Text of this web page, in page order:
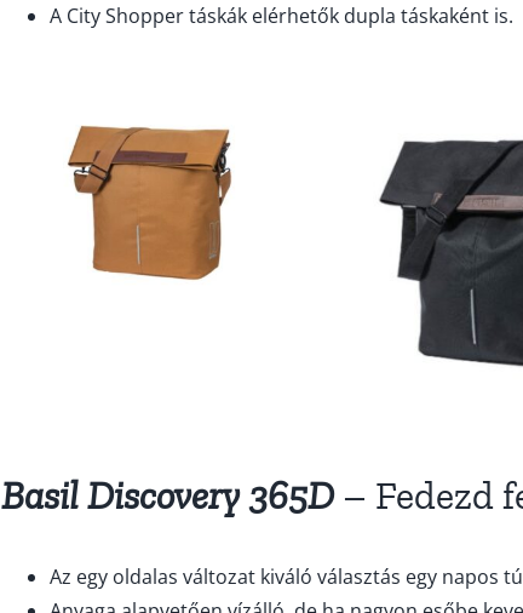
A City Shopper táskák elérhetők dupla táskaként is.
Basil Discovery 365D– Fedezd
Az egy oldalas változat kiváló választás egy napos